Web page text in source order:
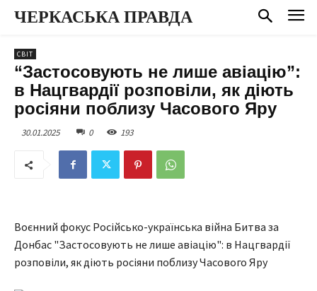
ЧЕРКАСЬКА ПРАВДА
СВІТ
“Застосовують не лише авіацію”:
в Нацгвардії розповіли, як діють
росіяни поблизу Часового Яру
30.01.2025 0 193
Воєнний фокус Російсько-українська війна Битва за
Донбас "Застосовують не лише авіацію": в Нацгвардії
розповіли, як діють росіяни поблизу Часового Яру